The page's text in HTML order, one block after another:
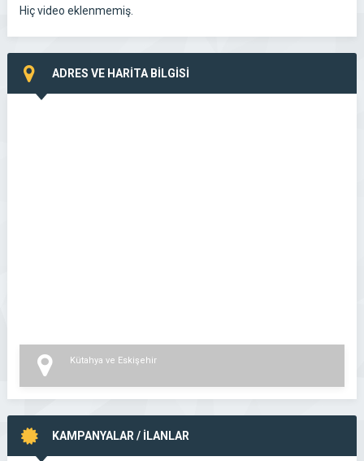
Hiç video eklenmemiş.
ADRES VE HARİTA BİLGİSİ
Kütahya ve Eskişehir
KAMPANYALAR / İLANLAR